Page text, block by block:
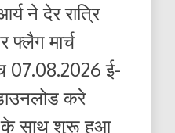
ने देर रात्रि
फ्लैग मार्च
07.08.2026 ई-
करे
के साथ शुरू हुआ